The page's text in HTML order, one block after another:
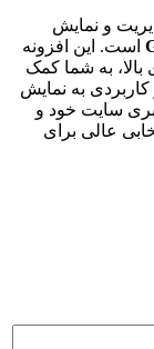
و نمایش
است. این افزونه
به شما کمک
به نمایش
سایت خود و
عالی برای